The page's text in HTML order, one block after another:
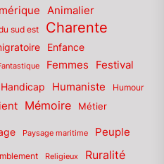
Animalier
sud est Charente
Enfance
Femmes Festival
Handicap Humaniste Humour
Mémoire Métier
Paysage maritime Peuple
Religieux Ruralité